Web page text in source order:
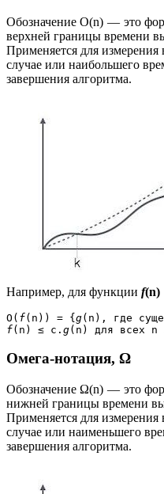
Обозначение Ο(n) — это
верхней границы времени
Применяется для
случае или наибольшего
завершения алгоритма.
Например, для функции f(n)
Ο( f(n)) = {g
f(n) ≤ c. g(n) для всех n
Омега-нотация, Ω
Обозначение Ω(n) — это
нижней границы времени
Применяется для
случае или наименьшего
завершения алгоритма.